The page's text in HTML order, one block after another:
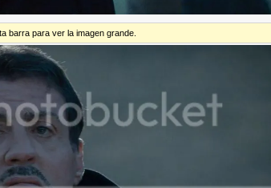
barra para ver la imagen grande.